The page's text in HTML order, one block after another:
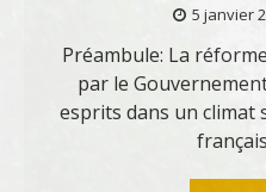
5 janvier
Préambule: La
par le
esprits dans un climat